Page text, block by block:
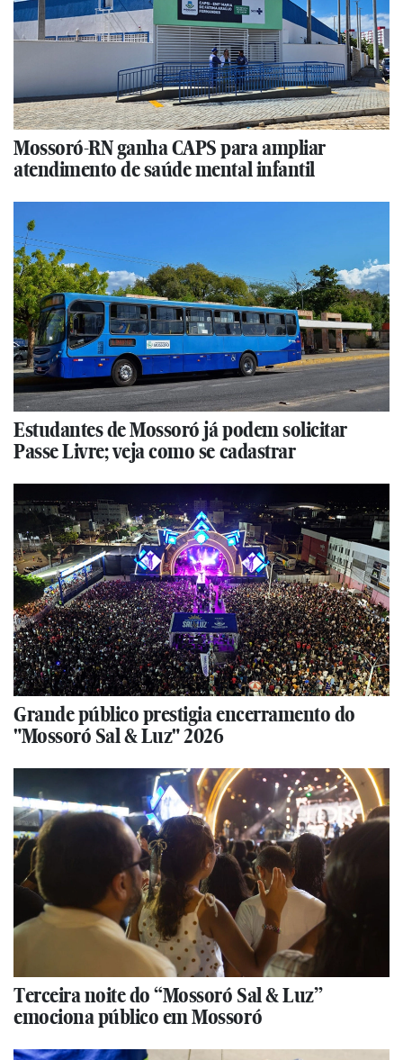
Mossoró-RN ganha CAPS para ampliar
atendimento de saúde mental infantil
Estudantes de Mossoró já podem solicitar
Passe Livre; veja como se cadastrar
Grande público prestigia encerramento do
"Mossoró Sal & Luz" 2026
Terceira noite do “Mossoró Sal & Luz”
emociona público em Mossoró